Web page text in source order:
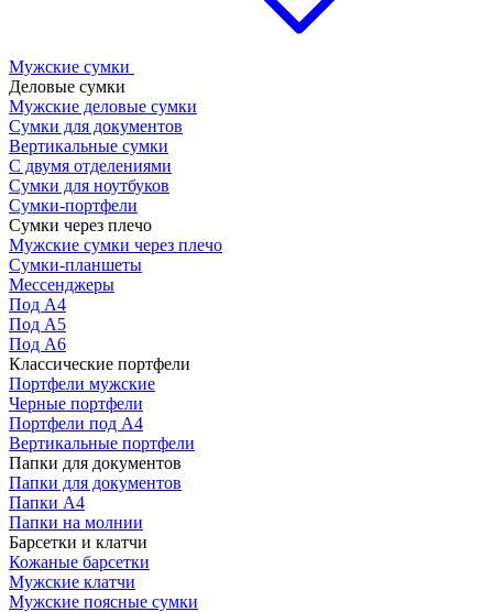
Мужские сумки
Деловые сумки
Мужские деловые сумки
Сумки для документов
Вертикальные сумки
С двумя отделениями
Сумки для ноутбуков
Сумки-портфели
Сумки через плечо
Мужские сумки через плечо
Сумки-планшеты
Мессенджеры
Под А4
Под А5
Под А6
Классические портфели
Портфели мужские
Черные портфели
Портфели под А4
Вертикальные портфели
Папки для документов
Папки для документов
Папки А4
Папки на молнии
Барсетки и клатчи
Кожаные барсетки
Мужские клатчи
Мужские поясные сумки